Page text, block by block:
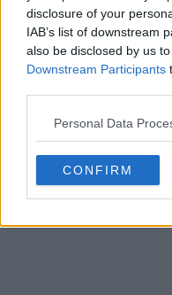
disclosure of your
IAB’s list of downstream
also be disclosed by us
Downstream Participants
Personal Data
CONFIRM